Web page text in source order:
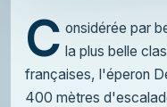
C onsidérée par
la plus belle
françaises, l'éperon
400 mètres